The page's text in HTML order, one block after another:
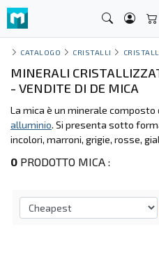
CATALOGO CRISTALLI
MINERALI
- VENDITE DI DE MICA
La mica è un minerale composto
alluminio. Si presenta sotto
incolori, marroni, grigie, rosse,
0 PRODOTTO MICA :